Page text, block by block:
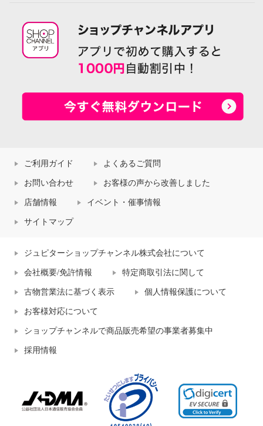
ご利用ガイド よくあるご質問
お問い合わせ お客様の声から改善しました
店舗情報 イベント・催事情報
サイトマップ
ジュピターショップチャンネル株式会社について
会社概要/免許情報 特定商取引法に関して
古物営業法に基づく表示 個人情報保護について
お客様対応について
ショップチャンネルで商品販売希望の事業者募集中
採用情報